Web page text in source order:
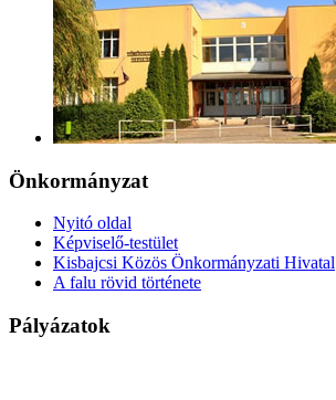
Önkormányzat
Nyitó oldal
Képviselő-testület
Kisbajcsi Közös Önkormányzati Hivatal
A falu rövid története
Pályázatok